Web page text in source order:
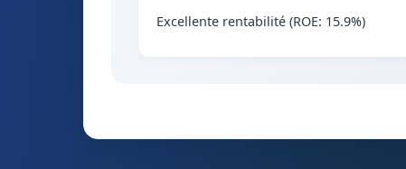
Excellente rentabilité (ROE: 15.9%)